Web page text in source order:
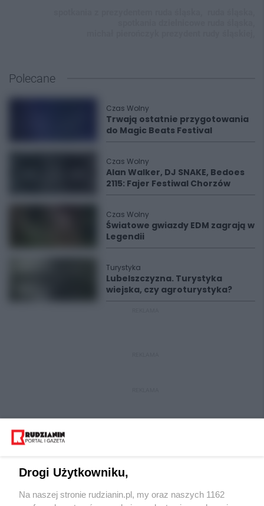
Polecane
Czas Wolny
Trwają ostatnie przygotowania
do Magic Beats Festival
Czas Wolny
Alan Walker, DJ SNAKE, Bedoes
2115: Fajer Festiwal Chorzów
Czas Wolny
Światowe gwiazdy EDM zagrają w
Legendii
Turystyka
Lubelszczyzna. Turystyka
wiejska, czy agroturystyka?
Wydawca mediów lokalnych
Drogi Użytkowniku,
Na naszej stronie rudzianin.pl, my oraz naszych 1162